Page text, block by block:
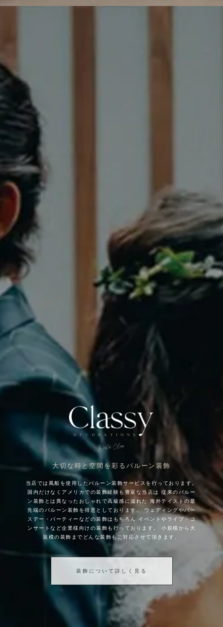
大切な時と空間を彩るバルーン装飾
当店では風船を使用したバルーン装飾サービスを行っております。
国内だけなくアメリカでの装飾経験も豊富な当店は
従来のバルー
ン装飾とは異なったおしゃれで高級感に溢れた
海外テイストの最
先端のバルーン装飾を得意としております。
ウェディングやバー
スデー・パーティーなどの装飾はもちろん
イベントやライブ・コ
ンサートなど企業様向けの装飾も行っております。
小規模から大
規模の装飾までどんな装飾もご対応させて頂きます。
装飾について詳しく見る